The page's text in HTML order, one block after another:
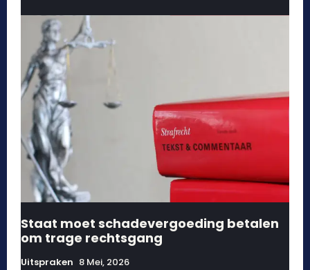
Staat moet schadevergoeding betalen
om trage rechtsgang
Uitspraken 8 Mei, 2026